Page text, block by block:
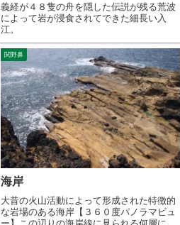
義経が４８隻の舟を隠した伝説が残る荒波
によって岩が浸食されてできた細長い入
江。
関野鼻
海岸
大昔の火山活動によって形成された特徴的
な岩場のある海岸【３６０度パノラマビュ